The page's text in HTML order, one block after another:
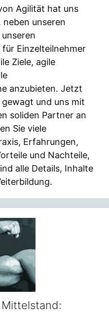
Agilität hat uns
unseren
Einzelteilnehmer
Ziele, agile
anzubieten. Jetzt
und uns mit
soliden Partner an
Sie viele
Erfahrungen,
und Nachteile,
alle Details, Inhalte